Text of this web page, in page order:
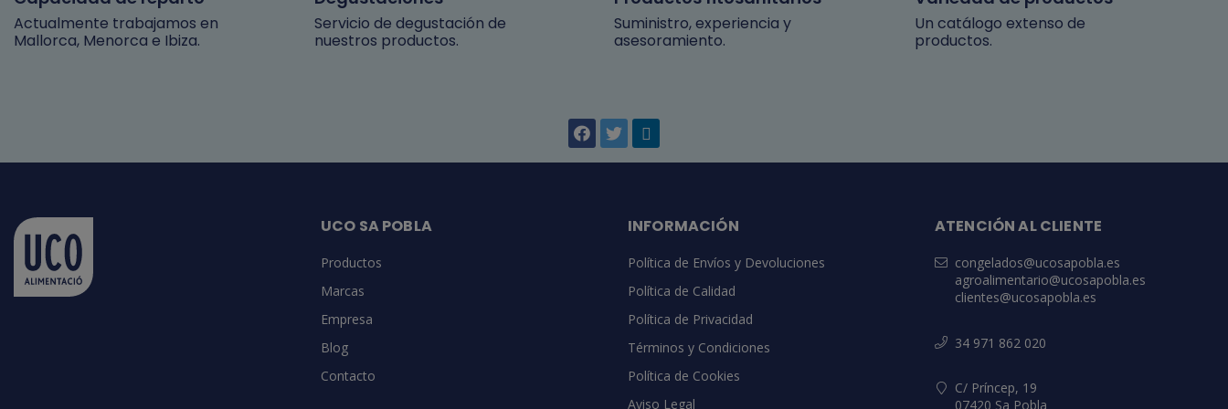
Actualmente trabajamos en
Mallorca, Menorca e Ibiza.
Servicio de degustación de
nuestros productos.
Suministro, experiencia y
asesoramiento.
Un catálogo extenso de
productos.
UCO SA POBLA
Productos
Marcas
Empresa
Blog
Contacto
INFORMACIÓN
Política de Envíos y Devoluciones
Política de Calidad
Política de Privacidad
Términos y Condiciones
Política de Cookies
Aviso Legal
ATENCIÓN AL CLIENTE
congelados@ucosapobla.es
agroalimentario@ucosapobla.es
clientes@ucosapobla.es
34 971 862 020
C/ Príncep, 19
07420 Sa Pobla